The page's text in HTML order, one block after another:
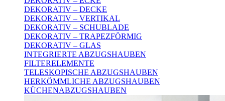
DEKORATIV – DECKE
DEKORATIV – VERTIKAL
DEKORATIV – SCHUBLADE
DEKORATIV – TRAPEZFÖRMIG
DEKORATIV – GLAS
INTEGRIERTE ABZUGSHAUBEN
FILTERELEMENTE
TELESKOPISCHE ABZUGSHAUBEN
HERKÖMMLICHE ABZUGSHAUBEN
KÜCHENABZUGSHAUBEN